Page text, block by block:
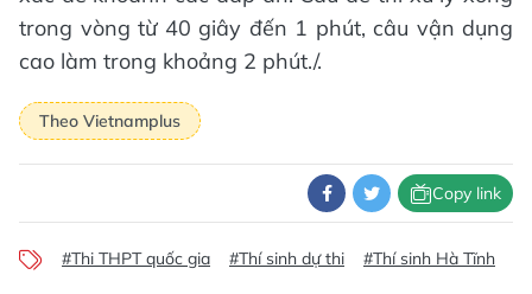
trong vòng từ 40 giây đến 1 phút, câu vận dụng
cao làm trong khoảng 2 phút./.
Theo Vietnamplus
Copy link
#Thi THPT quốc gia #Thí sinh dự thi #Thí sinh Hà Tĩnh